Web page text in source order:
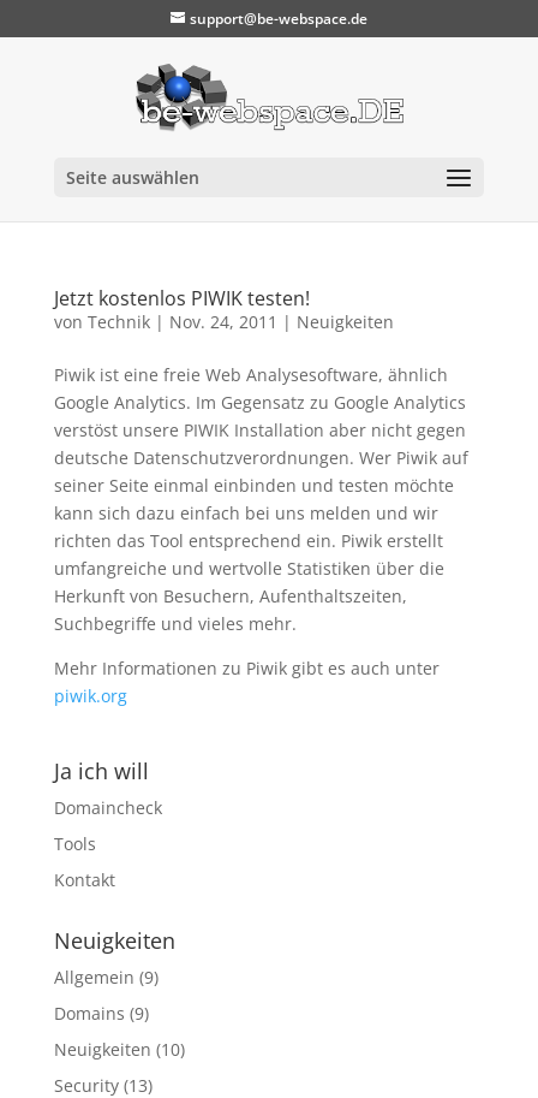
support@be-webspace.de
Seite auswählen
Jetzt kostenlos PIWIK testen!
von Technik| Nov. 24, 2011 | Neuigkeiten
Piwik ist eine freie Web Analysesoftware, ähnlich
Google Analytics. Im Gegensatz zu Google Analytics
verstöst unsere PIWIK Installation aber nicht gegen
deutsche Datenschutzverordnungen. Wer Piwik auf
seiner Seite einmal einbinden und testen möchte
kann sich dazu einfach bei uns melden und wir
richten das Tool entsprechend ein. Piwik erstellt
umfangreiche und wertvolle Statistiken über die
Herkunft von Besuchern, Aufenthaltszeiten,
Suchbegriffe und vieles mehr.
Mehr Informationen zu Piwik gibt es auch unter
piwik.org
Ja ich will
Domaincheck
Tools
Kontakt
Neuigkeiten
Allgemein (9)
Domains (9)
Neuigkeiten (10)
Security(13)